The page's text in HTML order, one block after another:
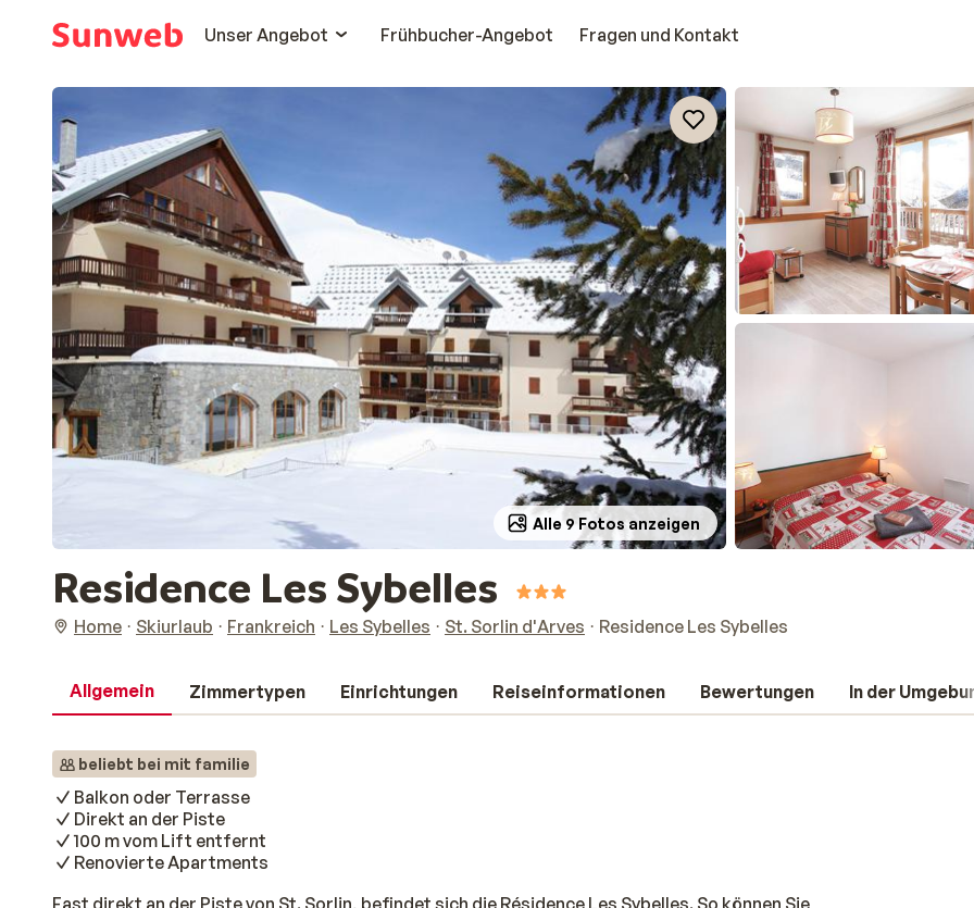
Unser Angebot
Frühbucher-Angebot Fragen und Kontakt
Alle 9 Fotos anzeigen
Residence Les Sybelles
Home Skiurlaub Frankreich Les Sybelles St. Sorlin d'Arves Residence Les Sybelles
Allgemein Zimmertypen Einrichtungen Reiseinformationen Bewertungen In der
beliebt bei mit familie
Balkon oder Terrasse
Direkt an der Piste
100 m vom Lift entfernt
Renovierte Apartments
Fast direkt an der Piste von St. Sorlin, befindet sich die Résidence Les Sybelles. So können Sie